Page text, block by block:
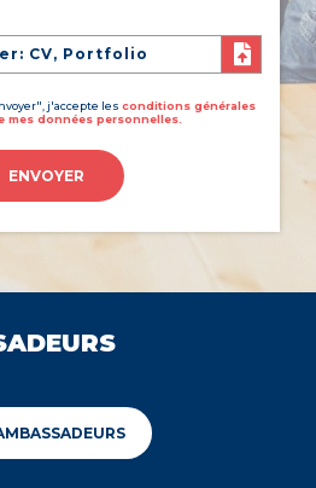
CV, Portfolio
j'accepte les conditions générales
données personnelles.
ENVOYER